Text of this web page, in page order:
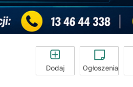
Dodaj Ogłoszenia